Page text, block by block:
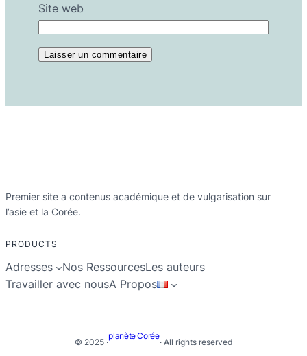
Site web
Premier site a contenus académique et de vulgarisation sur
l’asie et la Corée.
PRODUCTS
Adresses Nos RessourcesLes auteurs
Travailler avec nousA Propos
© 2025 ·
planète Corée
· All rights reserved